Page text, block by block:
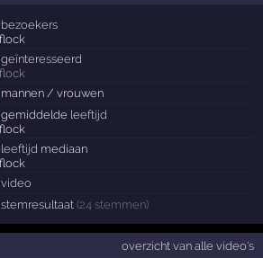
bezoekers
geïnteresseerd
mannen / vrouwen
gemiddelde leeftijd
leeftijd mediaan
video
stemresultaat (24 stemmen)
overzicht van alle video's